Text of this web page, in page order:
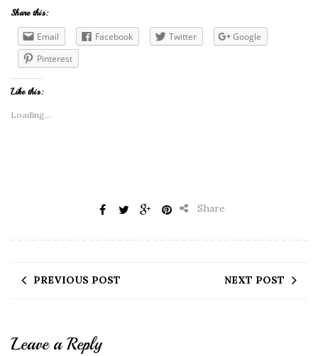
Share this:
Email Facebook Twitter
Google
Pinterest
Like this:
Loading...
Share
PREVIOUS POST NEXT POST
Leave a Reply